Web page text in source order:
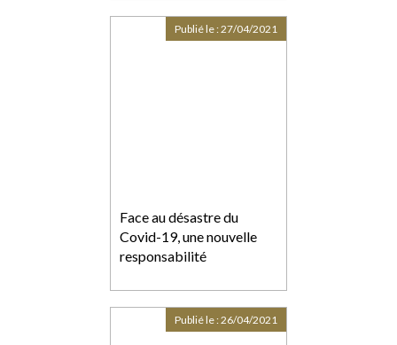
Face au désastre du
Covid-19, une nouvelle
responsabilité
Publié le :27/04/2021
Publié le :26/04/2021